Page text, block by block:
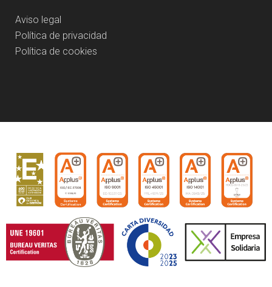
Aviso legal
Política de privacidad
Política de cookies